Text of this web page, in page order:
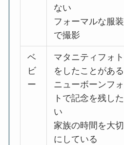
ない
フォーマルな服装
で撮影
ベ
ビ
ー
マタニティフォト
をしたことがある
ニューボーンフォ
トで記念を残した
い
家族の時間を大切
にしている